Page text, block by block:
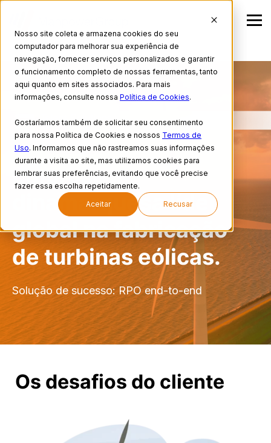
Nosso site coleta e armazena cookies do seu
computador para melhorar sua experiência de
navegação, fornecer serviços personalizados e garantir
o funcionamento completo de nossas ferramentas, tanto
aqui quanto em sites associados. Para mais
informações, consulte nossa Política de Cookies.
Gostaríamos também de solicitar seu consentimento
para nossa Política de Cookies e nossos Termos de
Uso. Informamos que não rastreamos suas informações
durante a visita ao site, mas utilizamos cookies para
lembrar suas preferências, evitando que você precise
fazer essa escolha repetidamente.
Aceitar Recusar
CASE DE SUCESSO
Empresa
dinamarquesa líder
global na fabricação
de turbinas eólicas.
Solução de sucesso:RPOend-to-end
Os desafios do cliente